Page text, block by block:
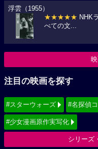
浮雲（1955）
★★★★★ NHK
べての文...
注目の映画を探す
#スターウォーズ #名探偵
#少女漫画原作実写化
シリーズ